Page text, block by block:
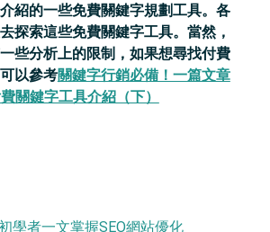
紹的一些免費關鍵字規劃工具。各
探索這些免費關鍵字工具。當然，
些分析上的限制，如果想尋找付費
以參考關鍵字行銷必備！一篇文章
關鍵字工具介紹（下）
學者一文掌握SEO網站優化